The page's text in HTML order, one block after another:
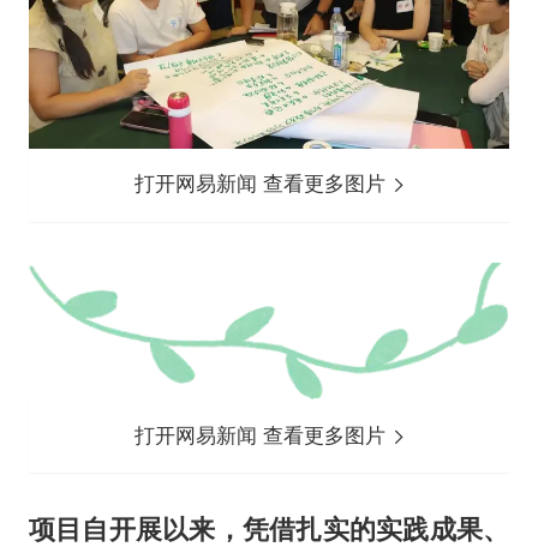
打开网易新闻 查看更多图片
打开网易新闻 查看更多图片
项目自开展以来，凭借扎实的实践成果、